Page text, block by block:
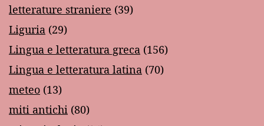
letterature straniere (39)
Liguria (29)
Lingua e letteratura greca (156)
Lingua e letteratura latina (70)
meteo (13)
miti antichi (80)